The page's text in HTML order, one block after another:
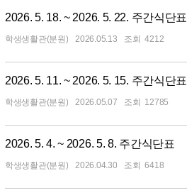
2026. 5. 18. ~ 2026. 5. 22. 주간식단표
학생생활관(분원) 2026.05.13 4212
2026. 5. 11. ~ 2026. 5. 15. 주간식단표
학생생활관(분원) 2026.05.07 12785
2026. 5. 4. ~ 2026. 5. 8. 주간식단표
학생생활관(분원) 2026.04.30 6418